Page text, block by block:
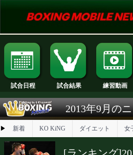
試合日程 試合結果 練
2013年9月